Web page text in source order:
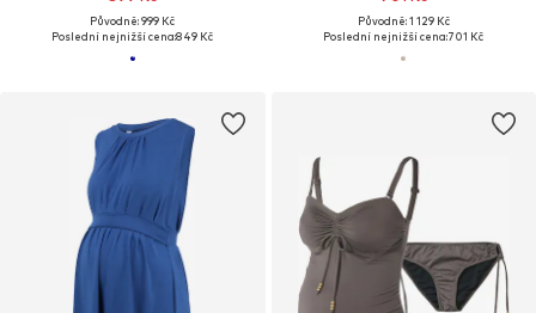
Původně: 999 Kč
Poslední nejnižší cena:849 Kč
Původně: 1 129 Kč
Poslední nejnižší cena:701 Kč